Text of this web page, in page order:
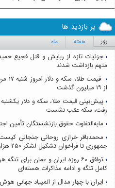
پر بازدید ها
روز هفته ماه
متهم بازداشت شدند
از ۱۹ میلیون گذشت
رفت، سکه عقب نشست
مابه‌التفاوت حقوق بازنشستگان تأمین
محمدباقر خرازی روحانی جنجالی
جمهوری تا فراخوان تشکیل لشکر ۲۵۰ هزار نفری و احضار به دادگاه
توافق ۶۰ روزه ایران و عمان برای
کامل تنگه و ادامه مذاکرات هسته‌ای
ایران با چهار مدال از المپیاد جهانی